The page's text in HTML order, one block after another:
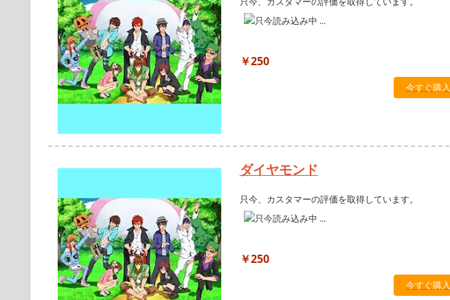
￥250
今すぐ購入
ダイヤモンド
只今、カスタマーの評価を取得しています。
￥250
今すぐ購入